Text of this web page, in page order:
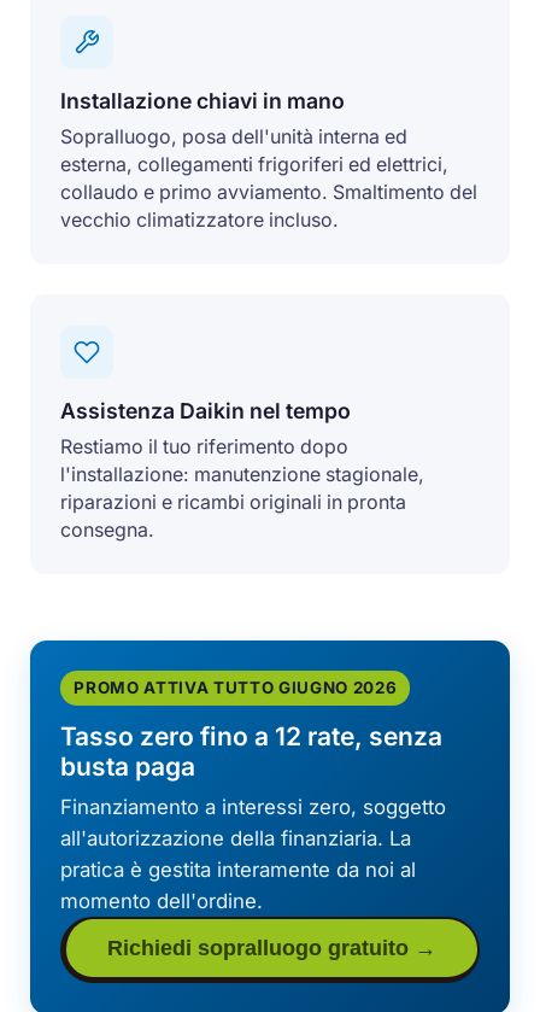
Installazione chiavi in mano
Sopralluogo, posa dell'unità interna ed
esterna, collegamenti frigoriferi ed elettrici,
collaudo e primo avviamento. Smaltimento del
vecchio climatizzatore incluso.
Assistenza Daikin nel tempo
Restiamo il tuo riferimento dopo
l'installazione: manutenzione stagionale,
riparazioni e ricambi originali in pronta
consegna.
PROMO ATTIVA TUTTO GIUGNO 2026
Tasso zero fino a 12 rate, senza
busta paga
Finanziamento a interessi zero, soggetto
all'autorizzazione della finanziaria. La
pratica è gestita interamente da noi al
momento dell'ordine.
Richiedi sopralluogo gratuito →